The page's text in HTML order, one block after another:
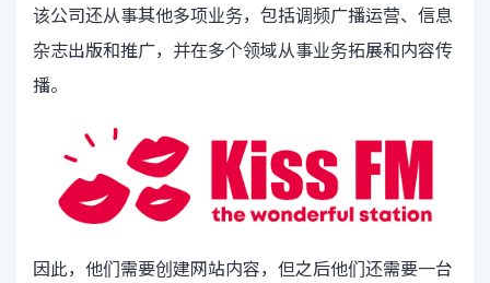
该公司还从事其他多项业务，包括调频广播运营、信息
杂志出版和推广，并在多个领域从事业务拓展和内容传
播。
因此，他们需要创建网站内容，但之后他们还需要一台